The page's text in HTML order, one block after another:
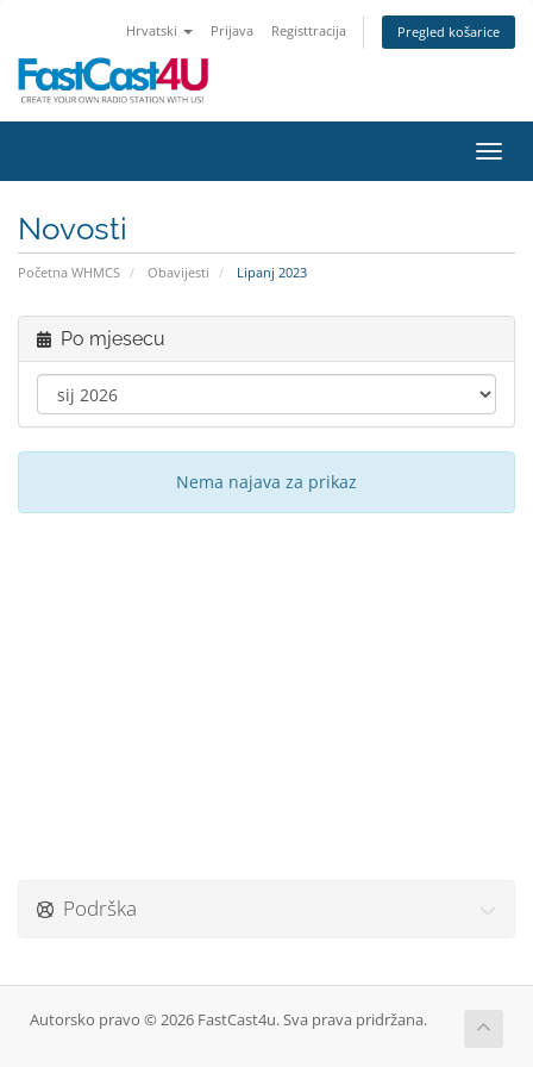
Hrvatski Prijava Registtracija Pregled košarice
Novosti
Početna WHMCS Obavijesti Lipanj 2023
Po mjesecu
Nema najava za prikaz
Podrška
Autorsko pravo © 2026 FastCast4u. Sva prava pridržana.